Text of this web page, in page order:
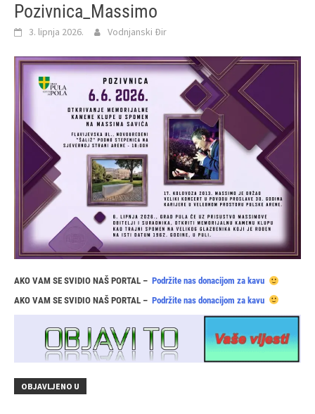
Pozivnica_Massimo
3. lipnja 2026. Vodnjanski Đir
AKO VAM SE SVIDIO NAŠ PORTAL – Podržite nas donacijom za kavu
AKO VAM SE SVIDIO NAŠ PORTAL – Podržite nas donacijom za kavu
OBJAVLJENO U